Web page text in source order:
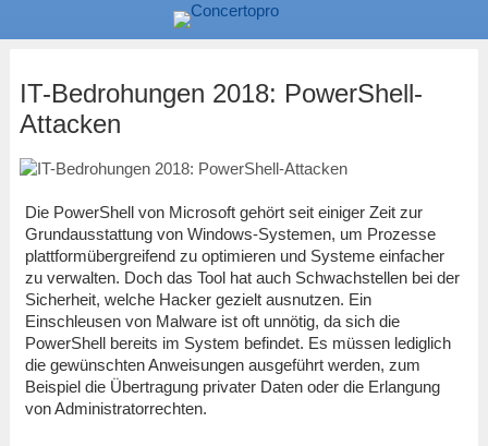
IT-Bedrohungen 2018: PowerShell-
Attacken
Die PowerShell von Microsoft gehört seit einiger Zeit zur
Grundausstattung von Windows-Systemen, um Prozesse
plattformübergreifend zu optimieren und Systeme einfacher
zu verwalten. Doch das Tool hat auch Schwachstellen bei der
Sicherheit, welche Hacker gezielt ausnutzen. Ein
Einschleusen von Malware ist oft unnötig, da sich die
PowerShell bereits im System befindet. Es müssen lediglich
die gewünschten Anweisungen ausgeführt werden, zum
Beispiel die Übertragung privater Daten oder die Erlangung
von Administratorrechten.